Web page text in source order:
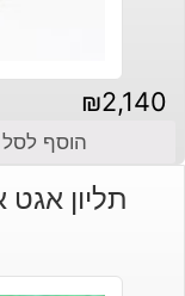
₪2,140
הוסף לסל
תליון אגט